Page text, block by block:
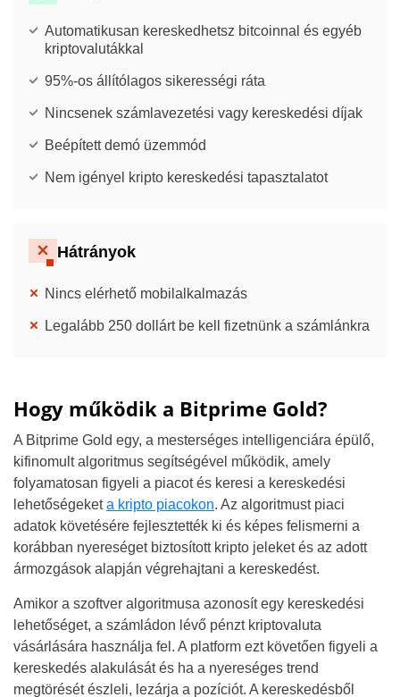
Automatikusan kereskedhetsz bitcoinnal és egyéb
kriptovalutákkal
95%-os állítólagos sikerességi ráta
Nincsenek számlavezetési vagy kereskedési díjak
Beépített demó üzemmód
Nem igényel kripto kereskedési tapasztalatot
Hátrányok
Nincs elérhető mobilalkalmazás
Legalább 250 dollárt be kell fizetnünk a számlánkra
Hogy működik a Bitprime Gold?
A Bitprime Gold egy, a mesterséges intelligenciára épülő,
kifinomult algoritmus segítségével működik, amely
folyamatosan figyeli a piacot és keresi a kereskedési
lehetőségeketa kripto piacokon. Az algoritmust piaci
adatok követésére fejlesztették ki és képes felismerni a
korábban nyereséget biztosított kripto jeleket és az adott
ármozgások alapján végrehajtani a kereskedést.
Amikor a szoftver algoritmusa azonosít egy kereskedési
lehetőséget, a számládon lévő pénzt kriptovaluta
vásárlására használja fel. A platform ezt követően figyeli a
kereskedés alakulását és ha a nyereséges trend
megtörését észleli, lezárja a pozíciót. A kereskedésből